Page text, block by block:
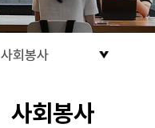
사회봉사
사회봉사